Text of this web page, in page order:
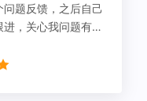
题反馈，之后自己
，关心我问题有没